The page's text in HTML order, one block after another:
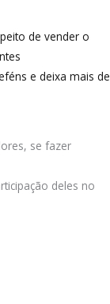
de vender o
e deixa mais de
se fazer
deles no